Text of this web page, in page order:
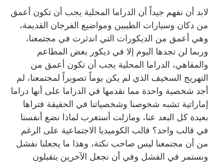
لابد أن نفهم جيداً أن الدراما المحلية يجب أن تكون أعمق
من دكان وسيارات الطيبين ومواضيع الفرجان القديمة،
وهي أعمق من الديكورات التي اندثرت في مجتمعنا،
وربما لن تجدها اليوم إلا في ديكور بعض المطاعم
والمقاهي، الدراما المحلية يجب أن تكون أعمق من
التهريج السخيف الذي لم يكن يوماً تصويراً لمجتمعنا، لم
أجد شخصية واحدة مما نقدمها في الدراما على أنها دراما
إماراتية تشبه شخوصنا وشخصياتنا في الحقيقة فتراها
بعيدة كل البعد عنا، ومازلت أستغرب لماذا نضع أنفسنا
في قالب واحد؟ قالب الكوميديا الاجتماعية على الرغم
من أن مجتمعنا ليس صاحب نكتة، وهذا ما يجعلنا نفشل
ونستمر في الفشل وفي أن نجعل الآخرين يتقبلون